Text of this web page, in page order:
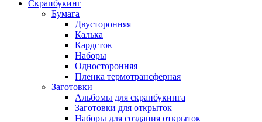
Скрапбукинг
Бумага
Двусторонняя
Калька
Кардсток
Наборы
Односторонняя
Пленка термотрансферная
Заготовки
Альбомы для скрапбукинга
Заготовки для открыток
Наборы для создания открыток